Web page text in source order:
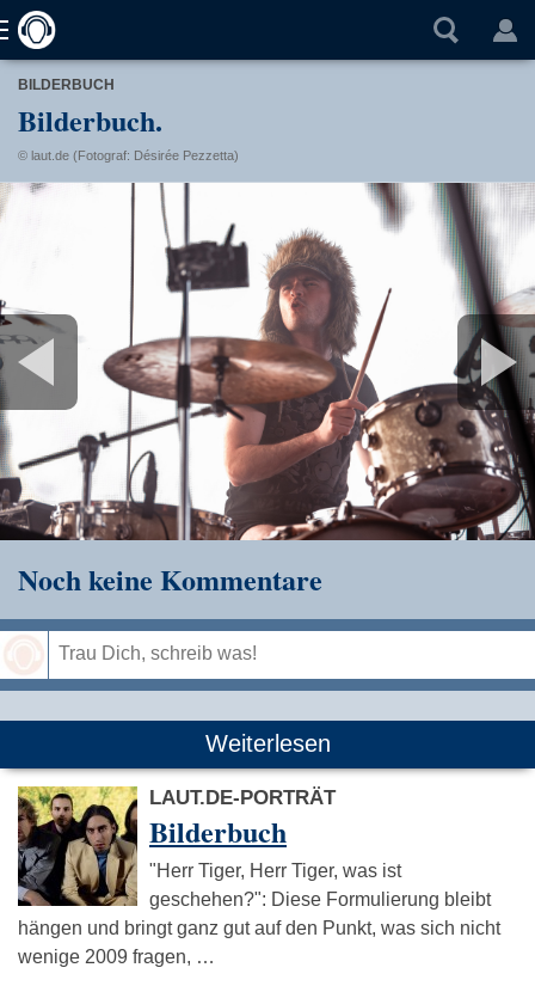
BILDERBUCH
Bilderbuch.
© laut.de (Fotograf: Désirée Pezzetta)
Noch keine Kommentare
Weiterlesen
LAUT.DE-PORTRÄT
Bilderbuch
"Herr Tiger, Herr Tiger, was ist
geschehen?": Diese Formulierung bleibt
hängen und bringt ganz gut auf den Punkt, was sich nicht
wenige 2009 fragen, …